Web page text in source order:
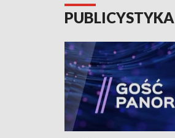
PUBLICYSTYKA